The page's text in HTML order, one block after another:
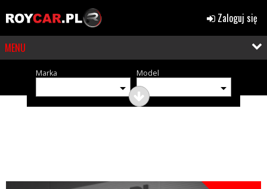
Zaloguj się
MENU
Marka Model